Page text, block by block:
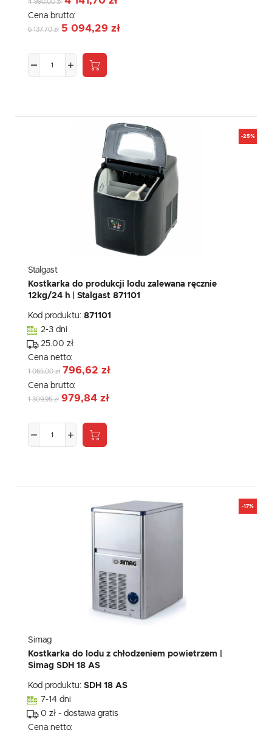
4 990,00 zł
Cena brutto:
6 137,70 zł 5 094,29 zł
-25%
Stalgast
Kostkarka do produkcji lodu zalewana ręcznie
12kg/24 h | Stalgast 871101
Kod produktu: 871101
2-3 dni
25.00 zł
Cena netto:
1 065,00 zł 796,62 zł
Cena brutto:
1 309,95 zł 979,84 zł
-17%
Simag
Kostkarka do lodu z chłodzeniem powietrzem |
Simag SDH 18 AS
Kod produktu: SDH 18 AS
7-14 dni
0 zł - dostawa gratis
Cena netto: